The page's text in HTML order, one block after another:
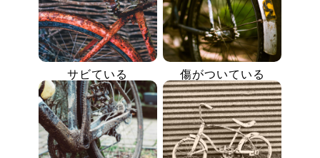
サビている 傷がついている